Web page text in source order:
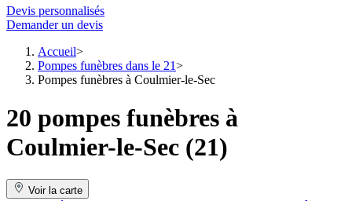
Devis personnalisés
Demander un devis
Accueil
Pompes funèbres dans le 21
Pompes funèbres à Coulmier-le-Sec
20 pompes funèbres à
Coulmier-le-Sec (21)
Voir la carte